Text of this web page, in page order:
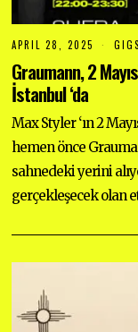
APRIL 28, 2025
R
8
,
2
0
2
5
GIGS
Graumann, 2
İstanbul ‘da
Max Styler ‘ın 2
hemen önce
sahnedeki yerini
gerçekleşecek olan